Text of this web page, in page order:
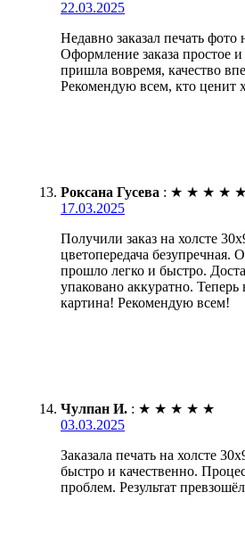
22.03.2025
Недавно заказал печать фото
Оформление заказа простое
пришла вовремя, качество
Рекомендую всем, кто ценит
Роксана Гусева : ★ ★ ★ ★ ★
17.03.2025
Получили заказ на холсте
цветопередача безупречная.
прошло легко и быстро.
упаковано аккуратно.
картина! Рекомендую всем!
Чулпан И. : ★ ★ ★ ★ ★
03.03.2025
Заказала печать на холсте
быстро и качественно.
проблем. Результат